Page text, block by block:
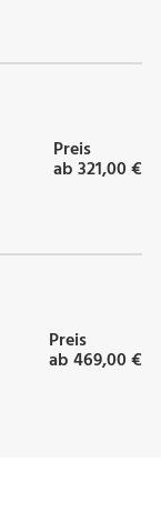
Preis
ab 321,00 €
Preis
ab 469,00 €